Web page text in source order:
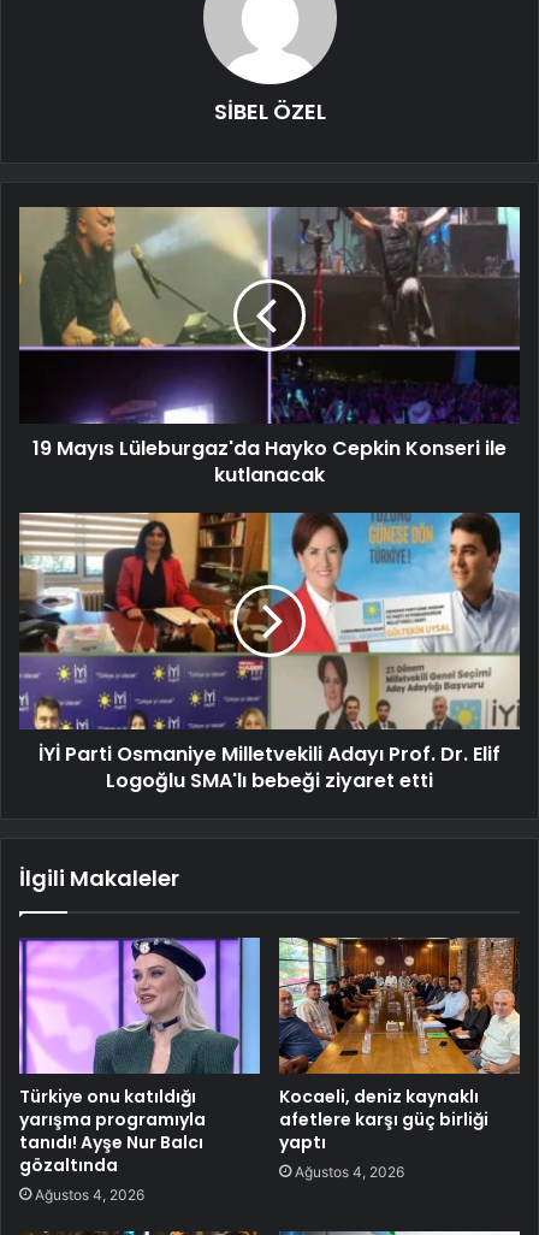
SİBEL ÖZEL
19 Mayıs Lüleburgaz'da Hayko Cepkin Konseri ile
kutlanacak
İYİ Parti Osmaniye Milletvekili Adayı Prof. Dr. Elif
Logoğlu SMA'lı bebeği ziyaret etti
İlgili Makaleler
Türkiye onu katıldığı
yarışma programıyla
tanıdı! Ayşe Nur Balcı
gözaltında
Ağustos 4, 2026
Kocaeli, deniz kaynaklı
afetlere karşı güç birliği
yaptı
Ağustos 4, 2026